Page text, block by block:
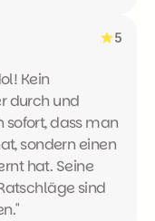
5
Kein
durch und
dass man
sondern einen
hat. Seine
sind